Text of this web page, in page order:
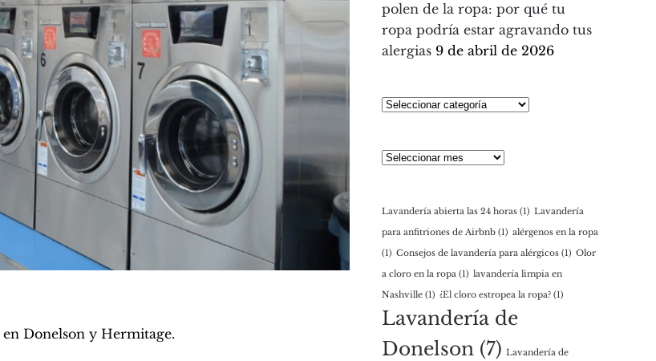
en Donelson y Hermitage.
polen de la ropa: por qué tu
ropa podría estar agravando tus
alergias 9 de abril de 2026
Seleccionar
Archivos
Lavandería abierta las 24 horas (1) Lavandería
para anfitriones de Airbnb (1) alérgenos en la ropa
(1) Consejos de lavandería para alérgicos (1) Olor
a cloro en la ropa (1) lavandería limpia en
Nashville (1) ¿El cloro estropea la ropa? (1)
Lavandería de
Donelson (7) Lavandería de